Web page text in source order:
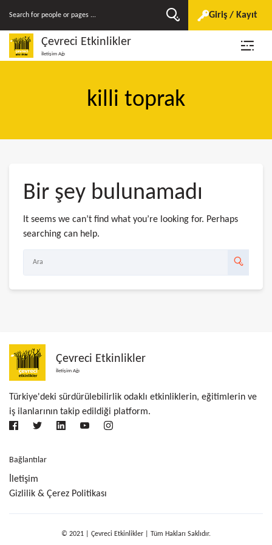
Giriş / Kayıt
Çevreci Etkinlikler
İletişim Ağı
killi toprak
Bir şey bulunamadı
It seems we can’t find what you’re looking for. Perhaps
searching can help.
Çevreci Etkinlikler
İletişim Ağı
Türkiye'deki sürdürülebilirlik odaklı etkinliklerin, eğitimlerin ve
iş ilanlarının takip edildiği platform.
Bağlantılar
İletişim
Gizlilik & Çerez Politikası
© 2021 | Çevreci Etkinlikler | Tüm Hakları Saklıdır.